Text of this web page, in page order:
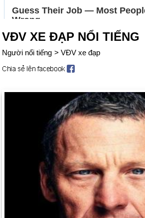
VĐV XE ĐẠP NỔI TIẾNG
Người nổi tiếng > VĐV xe đạp